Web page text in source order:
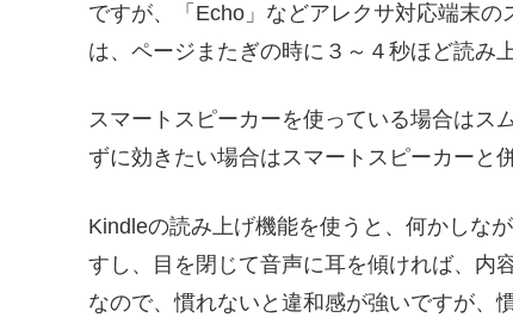
ですが、「Echo」などアレクサ対応端末
は、ページまたぎの時に３～４秒ほど読み
スマートスピーカーを使っている場合はス
ずに効きたい場合はスマートスピーカーと
Kindleの読み上げ機能を使うと、何かしな
すし、目を閉じて音声に耳を傾ければ、内
なので、慣れないと違和感が強いですが、